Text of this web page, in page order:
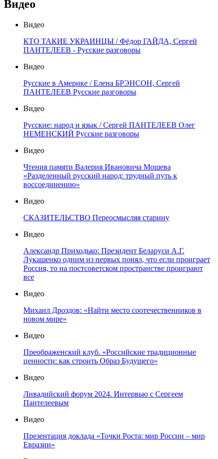
Видео
Видео
КТО ТАКИЕ УКРАИНЦЫ / Фёдор ГАЙДА, Сергей
ПАНТЕЛЕЕВ - Русские разговоры
Видео
Русские в Америке / Елена БРЭНСОН, Сергей
ПАНТЕЛЕЕВ Русские разговоры
Видео
Русские: народ и язык / Сергей ПАНТЕЛЕЕВ Олег
НЕМЕНСКИЙ Русские разговоры
Видео
Чтения памяти Валерия Ивановича Мошева
«Разделенный русский народ: трудный путь к
воссоединению»
Видео
СКАЗИТЕЛЬСТВО Переосмысляя старину
Видео
Александр Приходько: Президент Беларуси А.Г.
Лукашенко одним из первых понял, что если проиграет
Россия, то на постсоветском пространстве проиграют
все
Видео
Михаил Дроздов: «Найти место соотечественников в
новом мире»
Видео
Преображенский клуб. «Российские традиционные
ценности: как строить Образ Будущего»
Видео
Ливадийский форум 2024. Интервью с Сергеем
Пантелеевым
Видео
Презентация доклада «Точки Роста: мир России – мир
Евразии»